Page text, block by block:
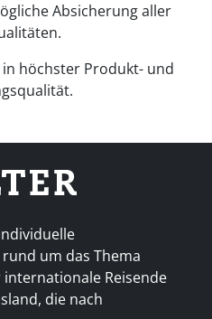
Absicherung aller
in höchster Produkt- und
um das Thema
Reisende
die nach